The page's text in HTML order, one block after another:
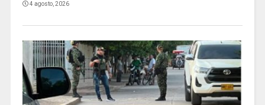
4 agosto, 2026